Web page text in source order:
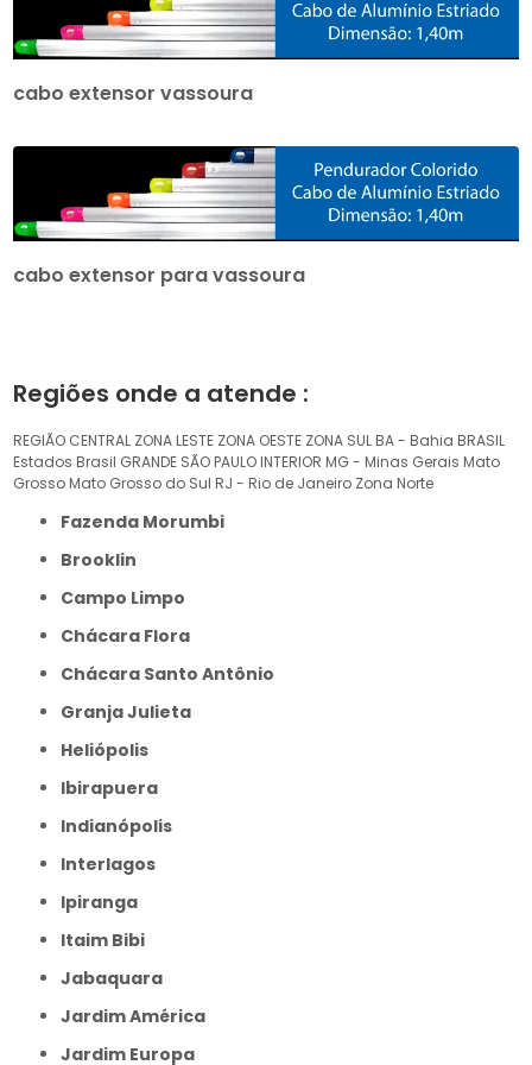
cabo extensor vassoura
cabo extensor para vassoura
Regiões onde a atende :
REGIÃO CENTRAL ZONA LESTE ZONA OESTE ZONA SUL BA - Bahia BRASIL
Estados Brasil GRANDE SÃO PAULO INTERIOR MG - Minas Gerais Mato
Grosso Mato Grosso do Sul RJ - Rio de Janeiro Zona Norte
Fazenda Morumbi
Brooklin
Campo Limpo
Chácara Flora
Chácara Santo Antônio
Granja Julieta
Heliópolis
Ibirapuera
Indianópolis
Interlagos
Ipiranga
Itaim Bibi
Jabaquara
Jardim América
Jardim Europa